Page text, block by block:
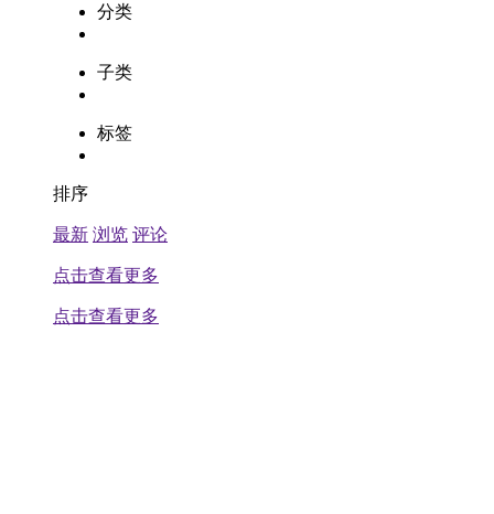
分类
子类
标签
排序
最新 浏览 评论
点击查看更多
点击查看更多